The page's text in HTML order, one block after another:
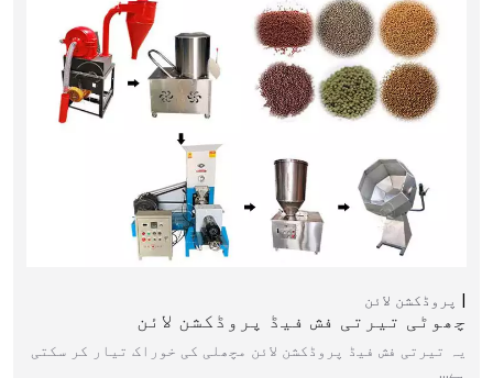
پروڈکشن لائن
چھوٹی تیرتی فش فیڈ پروڈکشن لائن
یہ تیرتی فش فیڈ پروڈکشن لائن مچھلی کی خوراک تیار کر سکتی
ہے…